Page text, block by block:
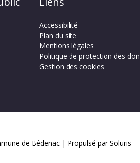
Accessibilité
Plan du site
Mentions légales
Politique de protection des
Gestion des cookies
de Bédenac | Propulsé par Soluris